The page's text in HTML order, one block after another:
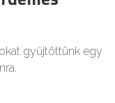
gyűjtöttünk egy